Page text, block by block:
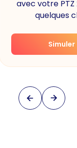
avec votre PTZ
quelques
Simuler